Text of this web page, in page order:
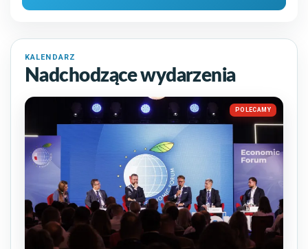
KALENDARZ
Nadchodzące wydarzenia
POLECAMY